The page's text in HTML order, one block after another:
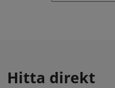
Hitta direkt